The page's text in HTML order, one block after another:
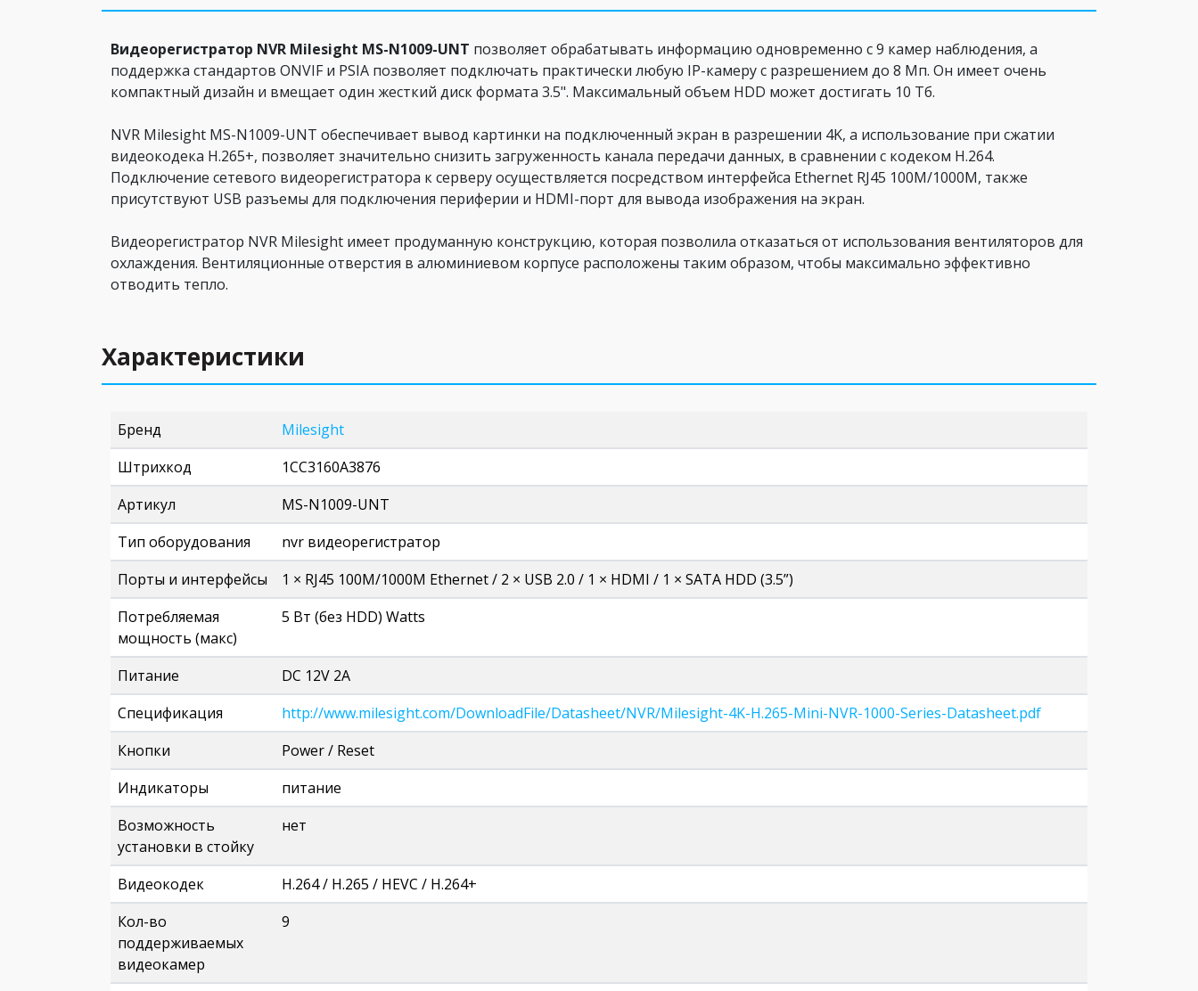
Видеорегистратор NVR Milesight MS-N1009-UNT позволяет обрабатывать информацию одновременно с 9 камер наблюдения, а
поддержка стандартов ONVIF и PSIA позволяет подключать практически любую IP-камеру с разрешением до 8 Мп. Он имеет очень
компактный дизайн и вмещает один жесткий диск формата 3.5". Максимальный объем HDD может достигать 10 Тб.
NVR Milesight MS-N1009-UNT обеспечивает вывод картинки на подключенный экран в разрешении 4K, а использование при сжатии
видеокодека H.265+, позволяет значительно снизить загруженность канала передачи данных, в сравнении с кодеком H.264.
Подключение сетевого видеорегистратора к серверу осуществляется посредством интерфейса Ethernet RJ45 100M/1000M, также
присутствуют USB разъемы для подключения периферии и HDMI-порт для вывода изображения на экран.
Видеорегистратор NVR Milesight имеет продуманную конструкцию, которая позволила отказаться от использования вентиляторов для
охлаждения. Вентиляционные отверстия в алюминиевом корпусе расположены таким образом, чтобы максимально эффективно
отводить тепло.
Характеристики
Бренд
Milesight
Штрихкод
1CC3160A3876
Артикул
MS-N1009-UNT
Тип оборудования
nvr видеорегистратор
Порты и интерфейсы
1 × RJ45 100M/1000M Ethernet / 2 × USB 2.0 / 1 × HDMI / 1 × SATA HDD (3.5”)
Потребляемая
мощность (макс)
5 Вт (без HDD) Watts
Питание
DC 12V 2A
Спецификация
http://www.milesight.com/DownloadFile/Datasheet/NVR/Milesight-4K-H.265-Mini-NVR-1000-Series-Datasheet.pdf
Кнопки
Power / Reset
Индикаторы
питание
Возможность
установки в стойку
нет
Видеокодек
H.264 / H.265 / HEVC / Н.264+
Кол-во
поддерживаемых
видеокамер
9